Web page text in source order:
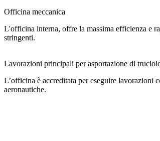
Officina meccanica
L'officina interna, offre la massima efficienza e
stringenti.
Lavorazioni principali per asportazione di
L’officina è accreditata per eseguire lavorazioni
aeronautiche.